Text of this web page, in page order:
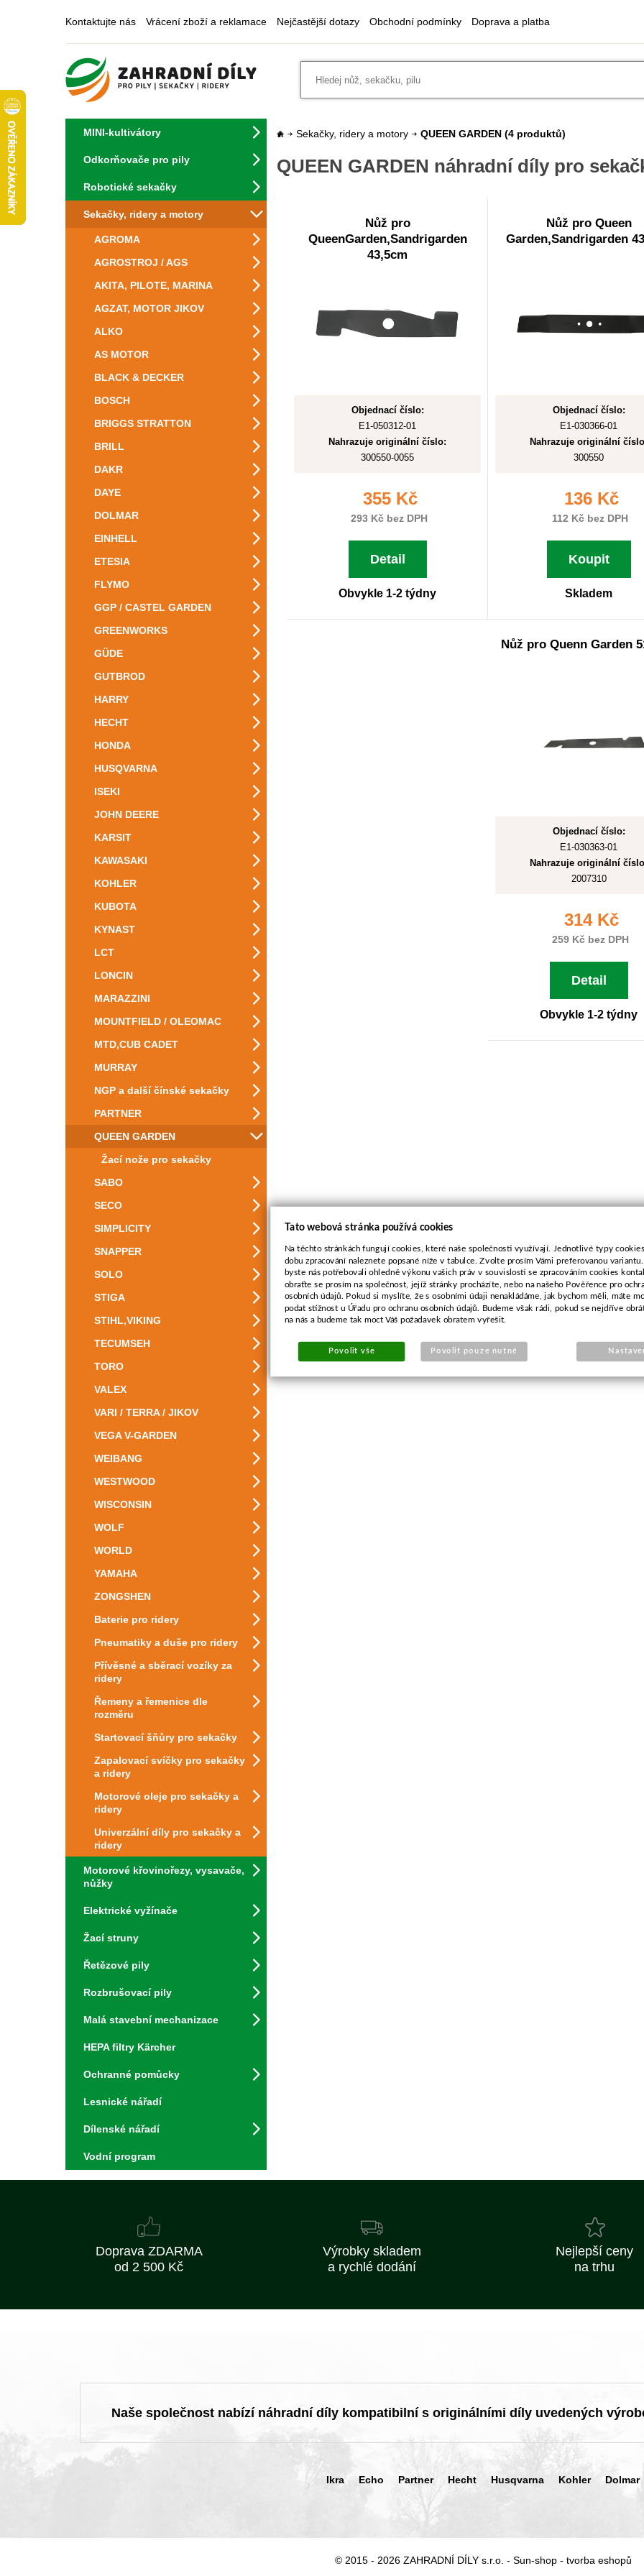
Kontaktujte nás Vrácení zboží a reklamace Nejčastější dotazy Obchodní podmínky Doprava a platba
MINI-kultivátory
Odkorňovače pro pily
Robotické sekačky
Sekačky, ridery a motory
AGROMA
AGROSTROJ / AGS
AKITA, PILOTE, MARINA
AGZAT, MOTOR JIKOV
ALKO
AS MOTOR
BLACK & DECKER
BOSCH
BRIGGS STRATTON
BRILL
DAKR
DAYE
DOLMAR
EINHELL
ETESIA
FLYMO
GGP / CASTEL GARDEN
GREENWORKS
GÜDE
GUTBROD
HARRY
HECHT
HONDA
HUSQVARNA
ISEKI
JOHN DEERE
KARSIT
KAWASAKI
KOHLER
KUBOTA
KYNAST
LCT
LONCIN
MARAZZINI
MOUNTFIELD / OLEOMAC
MTD,CUB CADET
MURRAY
NGP a další čínské sekačky
PARTNER
QUEEN GARDEN
Žací nože pro sekačky
SABO
SECO
SIMPLICITY
SNAPPER
SOLO
STIGA
STIHL,VIKING
TECUMSEH
TORO
VALEX
VARI / TERRA / JIKOV
VEGA V-GARDEN
WEIBANG
WESTWOOD
WISCONSIN
WOLF
WORLD
YAMAHA
ZONGSHEN
Baterie pro ridery
Pneumatiky a duše pro ridery
Přívěsné a sběrací vozíky za
ridery
Řemeny a řemenice dle
rozměru
Startovací šňůry pro sekačky
Zapalovací svíčky pro sekačky
a ridery
Motorové oleje pro sekačky a
ridery
Univerzální díly pro sekačky a
ridery
Motorové křovinořezy, vysavače,
nůžky
Elektrické vyžínače
Žací struny
Řetězové pily
Rozbrušovací pily
Malá stavební mechanizace
HEPA filtry Kärcher
Ochranné pomůcky
Lesnické nářadí
Dílenské nářadí
Vodní program
Sekačky, ridery a motory QUEEN GARDEN (4 produktů)
QUEEN GARDEN náhradní díly pro
Nůž pro
QueenGarden,Sandrigarden
43,5cm
Objednací číslo:
E1-050312-01
Nahrazuje originální číslo:
300550-0055
355 Kč
293 Kč bez DPH
Detail
Obvykle 1-2 týdny
Nůž pro Queen
Garden,Sandrigarden
Objednací číslo:
E1-030366-01
Nahrazuje originální
300550
136 Kč
112 Kč bez DPH
Koupit
Skladem
Nůž pro Quenn Garden
Objednací číslo:
E1-030363-01
Nahrazuje originální
2007310
314 Kč
259 Kč bez DPH
Detail
Obvykle 1-2 týdny
Doprava ZDARMA
od 2 500 Kč
Výrobky skladem
a rychlé dodání
Nejlepší ceny
na trhu
Naše společnost nabízí náhradní díly kompatibilní s originálními díly uvedených
Ikra Echo Partner Hecht Husqvarna Kohler Dolmar
© 2015 - 2026 ZAHRADNÍ DÍLY s.r.o. - Sun-shop- tvorba eshopů
Tato webová stránka používá cookies
Na těchto stránkách fungují cookies, které naše společnosti využívají. Jednotlivé typy
dobu zpracování naleznete popsané níže v tabulce. Zvolte prosím Vámi preferovanou
byste nás potřebovali ohledně výkonu vašich práv v souvislosti se zpracováním cookies
obraťte se prosím na společnost, jejíž stránky procházíte, nebo na našeho Pověřence pro
osobních údajů. Pokud si myslíte, že s osobními údaji nenakládáme, jak bychom měli, máte
podat stížnost u Úřadu pro ochranu osobních údajů. Budeme však rádi, pokud se nejdříve
na nás a budeme tak moct Váš požadavek obratem vyřešit.
Povolit vše Povolit pouze nutné